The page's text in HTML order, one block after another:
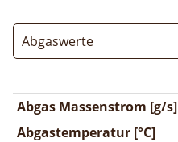
Abgaswerte
Abgas Massenstrom [g/s]
Abgastemperatur [°C]